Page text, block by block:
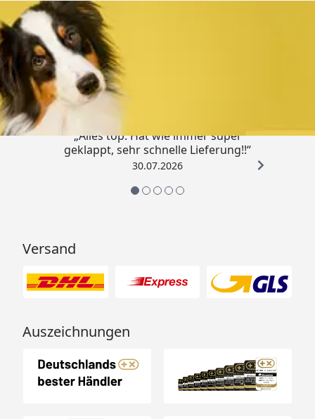
Trusted Shops
„Alles top. Hat wie immer super
geklappt, sehr schnelle Lieferung!!“
30.07.2026
Versand
Auszeichnungen